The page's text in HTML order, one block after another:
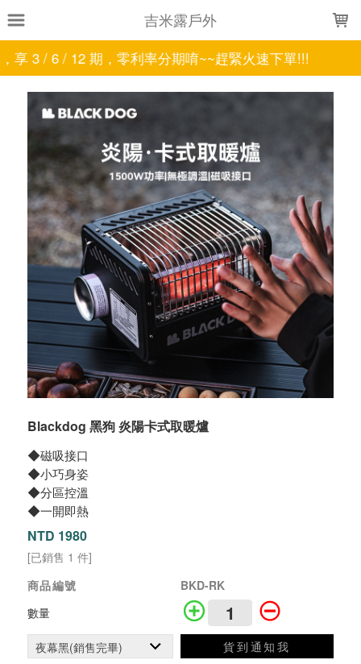
吉米露戶外
趕緊火速下單!!!
Blackdog 黑狗 炎陽卡式取暖爐
◆磁吸接口
◆小巧身姿
◆分區控溫
◆一開即熱
NTD 1980
[已銷售 1 件]
商品編號
BKD-RK
數量
貨到通知我